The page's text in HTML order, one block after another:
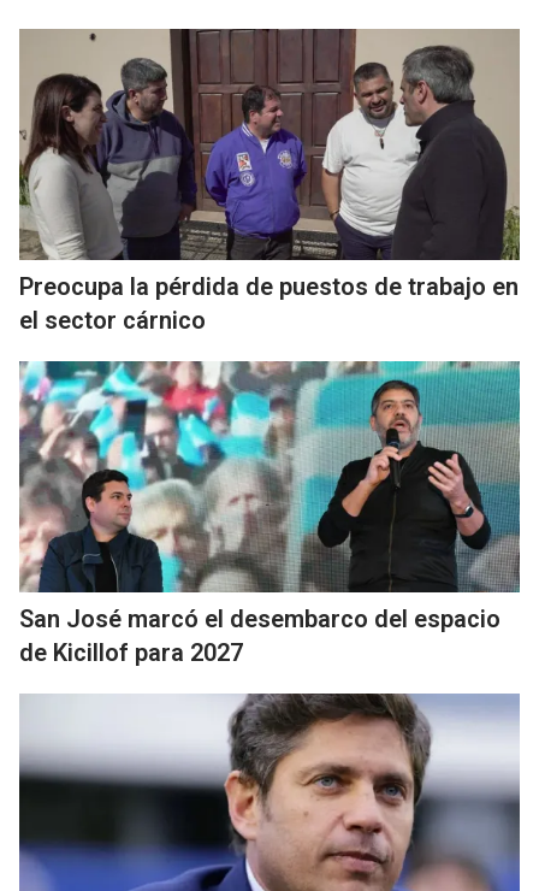
Preocupa la pérdida de puestos de trabajo en
el sector cárnico
San José marcó el desembarco del espacio
de Kicillof para 2027